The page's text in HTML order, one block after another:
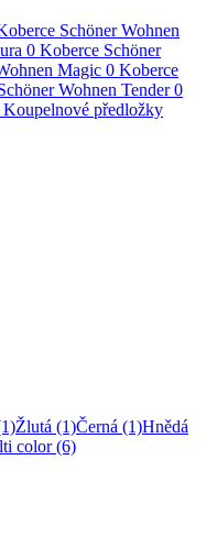
Schöner Wohnen
0 Koberce Schöner
Magic 0 Koberce
Wohnen Tender0
Koupelnové předložky
Žlutá (1)Černá (1)Hnědá
color(6)